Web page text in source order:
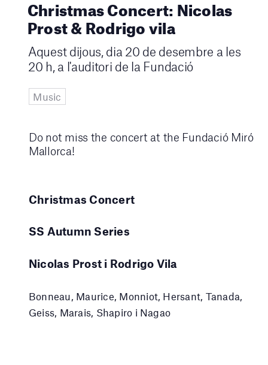
Christmas Concert: Nicolas
Prost & Rodrigo vila
Aquest dijous, dia 20 de desembre a les
20 h, a l'auditori de la Fundació
Music
Do not miss the concert at the Fundació Miró
Mallorca!
Christmas Concert
SS Autumn Series
Nicolas Prost i Rodrigo Vila
Bonneau, Maurice, Monniot, Hersant, Tanada,
Geiss, Marais, Shapiro i Nagao